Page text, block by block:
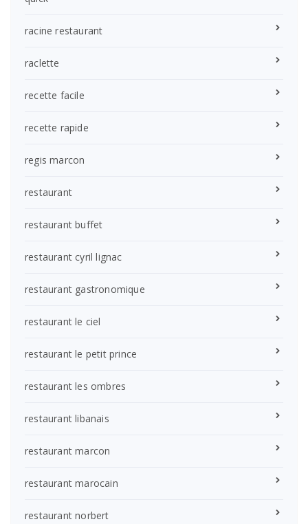
racine restaurant
raclette
recette facile
recette rapide
regis marcon
restaurant
restaurant buffet
restaurant cyril lignac
restaurant gastronomique
restaurant le ciel
restaurant le petit prince
restaurant les ombres
restaurant libanais
restaurant marcon
restaurant marocain
restaurant norbert